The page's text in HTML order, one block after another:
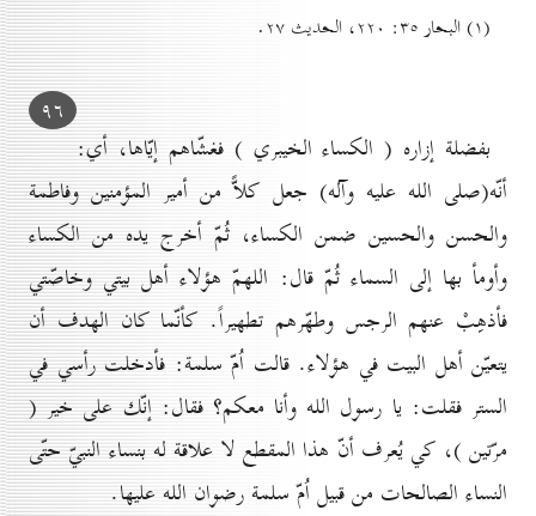
(۱) البحار ۳٥: ۲۲٠، الحديث ۲۷.
۹٦
بفضلة إزاره ( الكساء الخيبري ) فغشّاهم إيّاها، أي:
أنّه(صلى الله عليه وآله) جعل كلاًّ من أمير المؤمنين وفاطمة
والحسن والحسين ضمن الكساء، ثُمّ أخرج يده من الكساء
وأومأ بها إلى السماء ثُمّ قال: اللهمّ هؤلاء أهل بيتي وخاصّتي
فأذهِبْ عنهم الرجس وطهّرهم تطهيراً. كأنّما كان الهدف أن
يتعيّن أهل البيت في هؤلاء. قالت اُمّ سلمة: فأدخلت رأسي في
الستر فقلت: يا رسول الله وأنا معكم؟ فقال: إنّك على خير (
مرّتين )، كي يُعرف أنّ هذا المقطع لا علاقة له بنساء النبيّ حتّى
النساء الصالحات من قبيل اُمّ سلمة رضوان الله عليها.